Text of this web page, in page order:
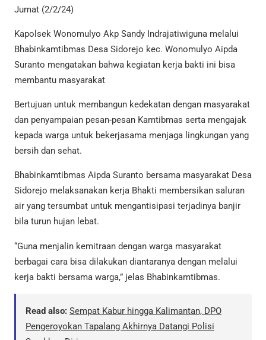
Jumat (2/2/24)
Kapolsek Wonomulyo Akp Sandy Indrajatiwiguna melalui
Bhabinkamtibmas Desa Sidorejo kec. Wonomulyo Aipda
Suranto mengatakan bahwa kegiatan kerja bakti ini bisa
membantu masyarakat
Bertujuan untuk membangun kedekatan dengan masyarakat
dan penyampaian pesan-pesan Kamtibmas serta mengajak
kepada warga untuk bekerjasama menjaga lingkungan yang
bersih dan sehat.
Bhabinkamtibmas Aipda Suranto bersama masyarakat Desa
Sidorejo melaksanakan kerja Bhakti membersikan saluran
air yang tersumbat untuk mengantisipasi terjadinya banjir
bila turun hujan lebat.
“Guna menjalin kemitraan dengan warga masyarakat
berbagai cara bisa dilakukan diantaranya dengan melalui
kerja bakti bersama warga,” jelas Bhabinkamtibmas.
Read also: Sempat Kabur hingga Kalimantan, DPO
Pengeroyokan Tapalang Akhirnya Datangi Polisi